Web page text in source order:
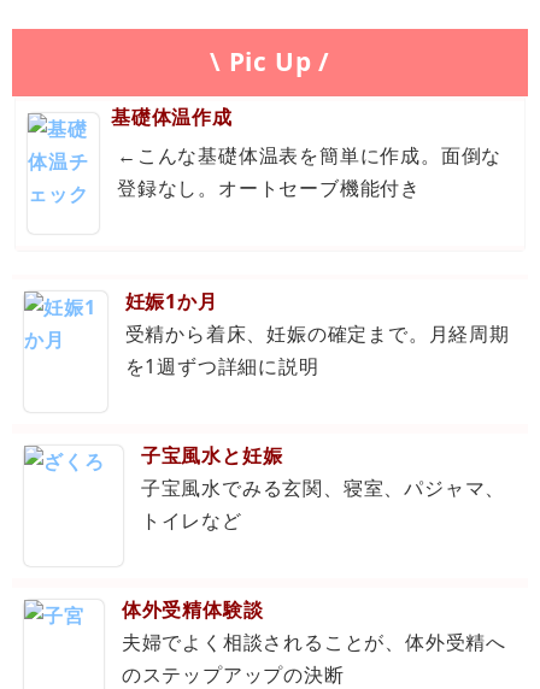
\ Pic Up /
基礎体温作成
←こんな基礎体温表を簡単に作成。面倒な
登録なし。オートセーブ機能付き
妊娠1か月
受精から着床、妊娠の確定まで。月経周期
を1週ずつ詳細に説明
子宝風水と妊娠
子宝風水でみる玄関、寝室、パジャマ、
トイレなど
体外受精体験談
夫婦でよく相談されることが、体外受精へ
のステップアップの決断